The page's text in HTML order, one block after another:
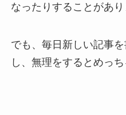
なったりすることがあり
でも、毎日新しい記事
し、無理をするとめっち